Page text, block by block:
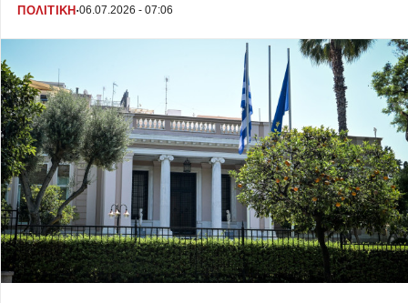
ΠΟΛΙΤΙΚΗ·06.07.2026 - 07:06